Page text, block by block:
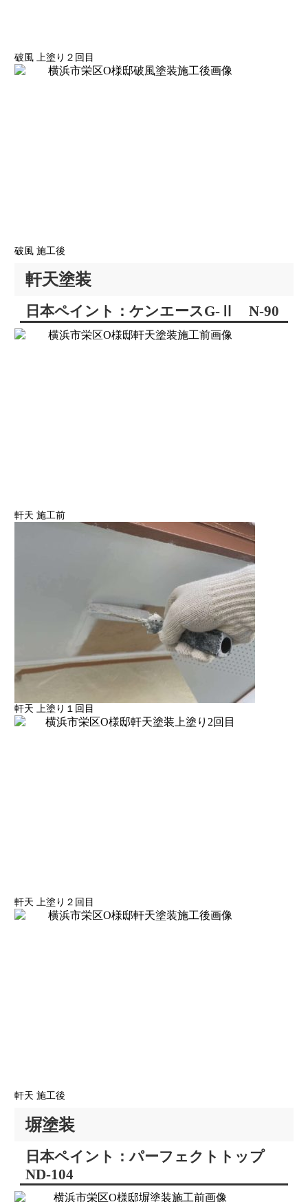
破風 上塗り２回目
破風 施工後
軒天塗装
日本ペイント：ケンエースG-Ⅱ N-90
軒天 施工前
軒天 上塗り１回目
軒天 上塗り２回目
軒天 施工後
塀塗装
日本ペイント：パーフェクトトップ
ND-104